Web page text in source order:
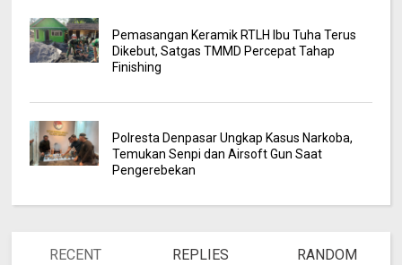
Pemasangan Keramik RTLH Ibu Tuha Terus
Dikebut, Satgas TMMD Percepat Tahap
Finishing
Polresta Denpasar Ungkap Kasus Narkoba,
Temukan Senpi dan Airsoft Gun Saat
Pengerebekan
RECENT REPLIES RANDOM